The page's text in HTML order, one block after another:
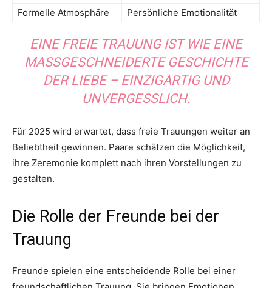
Formelle Atmosphäre
Persönliche Emotionalität
EINE FREIE TRAUUNG IST WIE EINE
MASSGESCHNEIDERTE GESCHICHTE D
ER LIEBE – EINZIGARTIG UND U
NVERGESSLICH.
Für 2025 wird erwartet, dass freie Trauungen weiter an
Beliebtheit gewinnen. Paare schätzen die Möglichkeit,
ihre Zeremonie komplett nach ihren Vorstellungen zu
gestalten.
Die Rolle der Freunde bei der
Trauung
Freunde spielen eine entscheidende Rolle bei einer